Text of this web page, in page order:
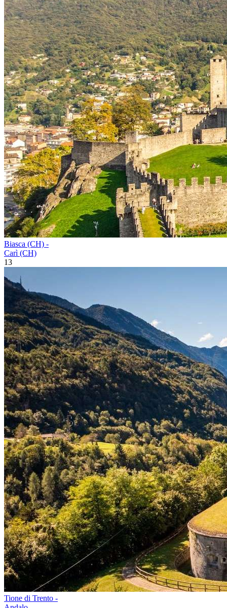
Biasca (CH) -
Carì (CH)
13
Tione di Trento -